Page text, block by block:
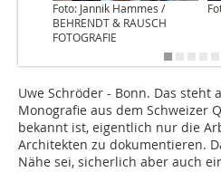
Foto: Jannik Hammes /
BEHRENDT & RAUSCH
FOTOGRAFIE
Uwe Schröder - Bonn. Das steht
Monografie aus dem Schweizer
bekannt ist, eigentlich nur die
Architekten zu dokumentieren.
Nähe sei, sicherlich aber auch